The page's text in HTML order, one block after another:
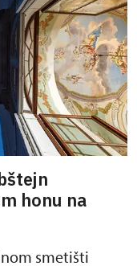
honu na
smetišti